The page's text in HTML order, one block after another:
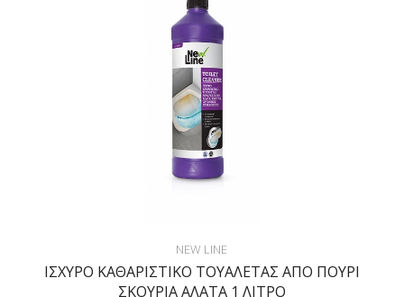
NEW LINE
ΙΣΧΥΡΟ ΚΑΘΑΡΙΣΤΙΚΟ ΤΟΥΑΛΕΤΑΣ ΑΠΟ ΠΟΥΡΙ
ΣΚΟΥΡΙΑ ΑΛΑΤΑ 1 ΛΙΤΡΟ